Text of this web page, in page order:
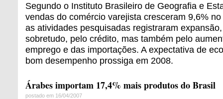
Segundo o Instituto Brasileiro de Geografia e
vendas do comércio varejista cresceram 9,6%
as atividades pesquisadas registraram
sobretudo, pelo crédito, mas também pelo
emprego e das importações. A expectativa de
bom desempenho prossiga em 2008.
Árabes importam 17,4% mais produtos do Brasil
postado em 16/04/2007